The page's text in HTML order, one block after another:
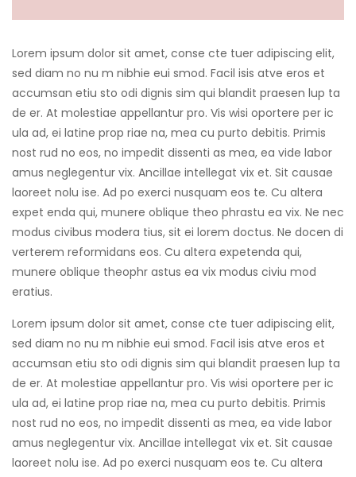
Lorem ipsum dolor sit amet, conse cte tuer adipiscing elit,
sed diam no nu m nibhie eui smod. Facil isis atve eros et
accumsan etiu sto odi dignis sim qui blandit praesen lup ta
de er. At molestiae appellantur pro. Vis wisi oportere per ic
ula ad, ei latine prop riae na, mea cu purto debitis. Primis
nost rud no eos, no impedit dissenti as mea, ea vide labor
amus neglegentur vix. Ancillae intellegat vix et. Sit causae
laoreet nolu ise. Ad po exerci nusquam eos te. Cu altera
expet enda qui, munere oblique theo phrastu ea vix. Ne nec
modus civibus modera tius, sit ei lorem doctus. Ne docen di
verterem reformidans eos. Cu altera expetenda qui,
munere oblique theophr astus ea vix modus civiu mod
eratius.
Lorem ipsum dolor sit amet, conse cte tuer adipiscing elit,
sed diam no nu m nibhie eui smod. Facil isis atve eros et
accumsan etiu sto odi dignis sim qui blandit praesen lup ta
de er. At molestiae appellantur pro. Vis wisi oportere per ic
ula ad, ei latine prop riae na, mea cu purto debitis. Primis
nost rud no eos, no impedit dissenti as mea, ea vide labor
amus neglegentur vix. Ancillae intellegat vix et. Sit causae
laoreet nolu ise. Ad po exerci nusquam eos te. Cu altera